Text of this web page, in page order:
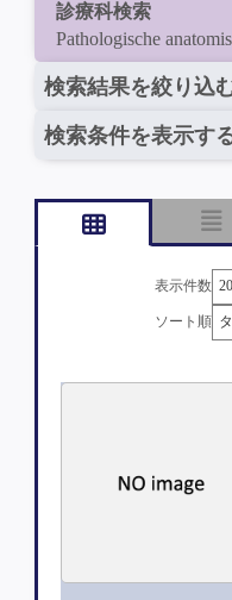
診療科検索
Pathologische
検索結果を絞り込
検索条件を表示す
表示件数
ソート順